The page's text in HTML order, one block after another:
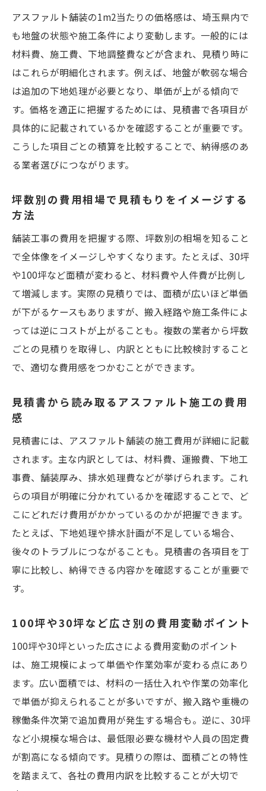
アスファルト舗装の1m2当たりの価格感は、埼玉県内で
も地盤の状態や施工条件により変動します。一般的には
材料費、施工費、下地調整費などが含まれ、見積り時に
はこれらが明細化されます。例えば、地盤が軟弱な場合
は追加の下地処理が必要となり、単価が上がる傾向で
す。価格を適正に把握するためには、見積書で各項目が
具体的に記載されているかを確認することが重要です。
こうした項目ごとの積算を比較することで、納得感のあ
る業者選びにつながります。
坪数別の費用相場で見積もりをイメージする
方法
舗装工事の費用を把握する際、坪数別の相場を知ること
で全体像をイメージしやすくなります。たとえば、30坪
や100坪など面積が変わると、材料費や人件費が比例し
て増減します。実際の見積りでは、面積が広いほど単価
が下がるケースもありますが、搬入経路や施工条件によ
っては逆にコストが上がることも。複数の業者から坪数
ごとの見積りを取得し、内訳とともに比較検討すること
で、適切な費用感をつかむことができます。
見積書から読み取るアスファルト施工の費用
感
見積書には、アスファルト舗装の施工費用が詳細に記載
されます。主な内訳としては、材料費、運搬費、下地工
事費、舗装厚み、排水処理費などが挙げられます。これ
らの項目が明確に分かれているかを確認することで、ど
こにどれだけ費用がかかっているのかが把握できます。
たとえば、下地処理や排水計画が不足している場合、
後々のトラブルにつながることも。見積書の各項目を丁
寧に比較し、納得できる内容かを確認することが重要で
す。
100坪や30坪など広さ別の費用変動ポイント
100坪や30坪といった広さによる費用変動のポイント
は、施工規模によって単価や作業効率が変わる点にあり
ます。広い面積では、材料の一括仕入れや作業の効率化
で単価が抑えられることが多いですが、搬入路や重機の
稼働条件次第で追加費用が発生する場合も。逆に、30坪
など小規模な場合は、最低限必要な機材や人員の固定費
が割高になる傾向です。見積りの際は、面積ごとの特性
を踏まえて、各社の費用内訳を比較することが大切で